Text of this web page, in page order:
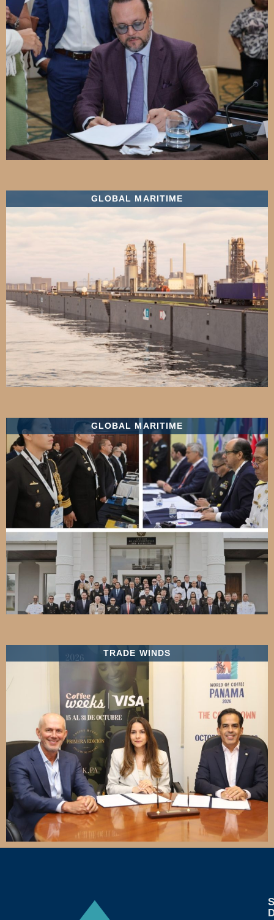
GLOBAL MARITIME
GLOBAL MARITIME
TRADE WINDS